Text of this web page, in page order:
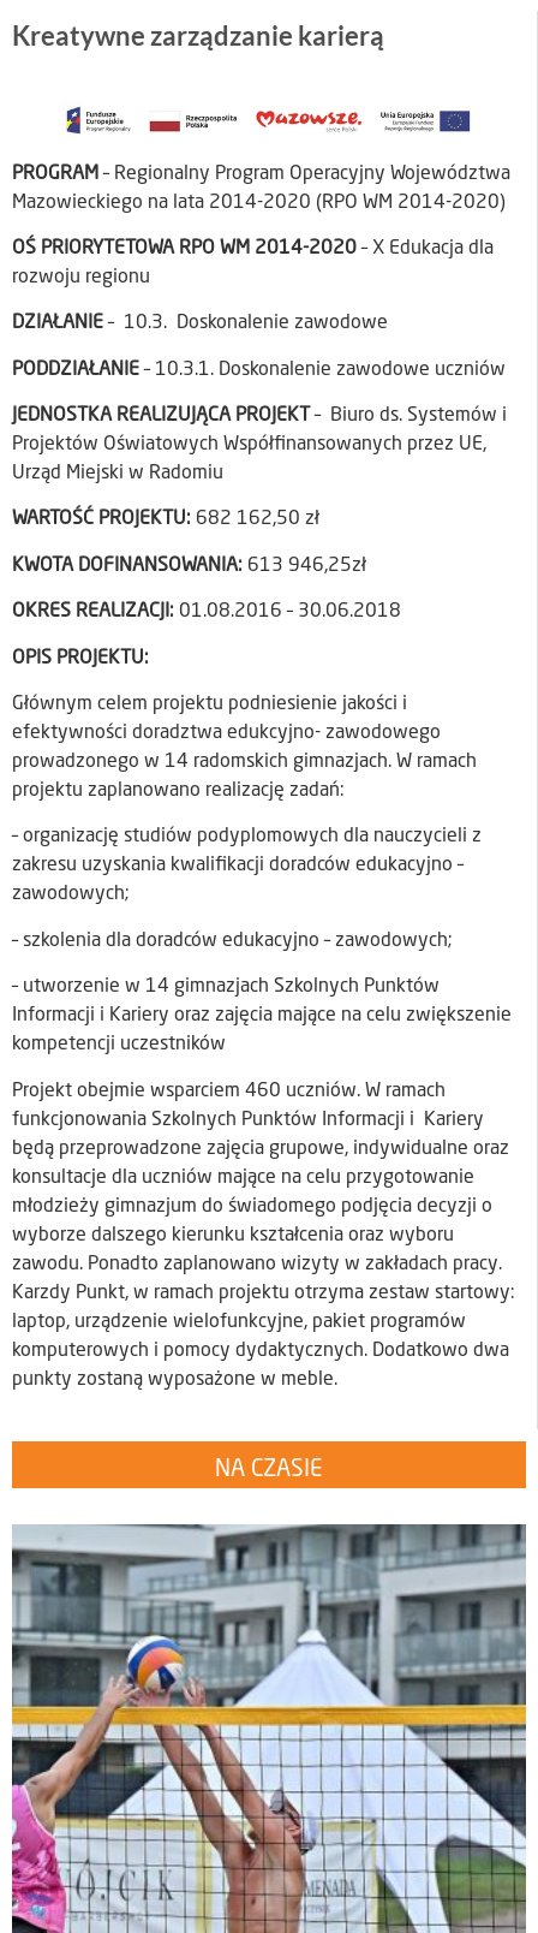
Kreatywne zarządzanie karierą
PROGRAM– Regionalny Program Operacyjny Województwa
Mazowieckiego na lata 2014-2020 (RPO WM 2014-2020)
OŚ PRIORYTETOWA RPO WM 2014-2020– X Edukacja dla
rozwoju regionu
DZIAŁANIE– 10.3. Doskonalenie zawodowe
PODDZIAŁANIE– 10.3.1. Doskonalenie zawodowe uczniów
JEDNOSTKA REALIZUJĄCA PROJEKT – Biuro ds. Systemów i
Projektów Oświatowych Współfinansowanych przez UE,
Urząd Miejski w Radomiu
WARTOŚĆ PROJEKTU: 682 162,50 zł
KWOTA DOFINANSOWANIA: 613 946,25zł
OKRES REALIZACJI: 01.08.2016 – 30.06.2018
OPIS PROJEKTU:
Głównym celem projektu podniesienie jakości i
efektywności doradztwa edukcyjno- zawodowego
prowadzonego w 14 radomskich gimnazjach. W ramach
projektu zaplanowano realizację zadań:
– organizację studiów podyplomowych dla nauczycieli z
zakresu uzyskania kwalifikacji doradców edukacyjno –
zawodowych;
– szkolenia dla doradców edukacyjno – zawodowych;
– utworzenie w 14 gimnazjach Szkolnych Punktów
Informacji i Kariery oraz zajęcia mające na celu zwiększenie
kompetencji uczestników
Projekt obejmie wsparciem 460 uczniów. W ramach
funkcjonowania Szkolnych Punktów Informacji i Kariery
będą przeprowadzone zajęcia grupowe, indywidualne oraz
konsultacje dla uczniów mające na celu przygotowanie
młodzieży gimnazjum do świadomego podjęcia decyzji o
wyborze dalszego kierunku kształcenia oraz wyboru
zawodu. Ponadto zaplanowano wizyty w zakładach pracy.
Karzdy Punkt, w ramach projektu otrzyma zestaw startowy:
laptop, urządzenie wielofunkcyjne, pakiet programów
komputerowych i pomocy dydaktycznych. Dodatkowo dwa
punkty zostaną wyposażone w meble.
NA CZASIE